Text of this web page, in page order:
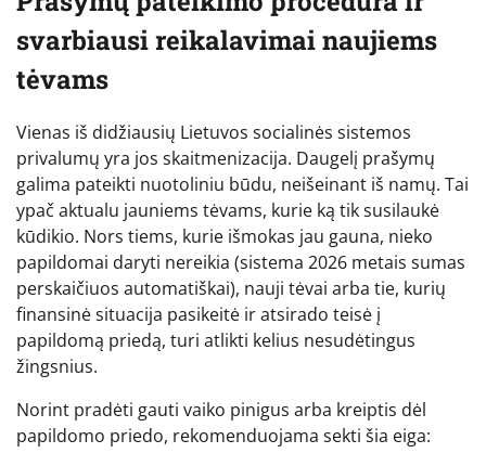
svarbiausi reikalavimai naujiems
tėvams
Vienas iš didžiausių Lietuvos socialinės sistemos
privalumų yra jos skaitmenizacija. Daugelį prašymų
galima pateikti nuotoliniu būdu, neišeinant iš namų. Tai
ypač aktualu jauniems tėvams, kurie ką tik susilaukė
kūdikio. Nors tiems, kurie išmokas jau gauna, nieko
papildomai daryti nereikia (sistema 2026 metais sumas
perskaičiuos automatiškai), nauji tėvai arba tie, kurių
finansinė situacija pasikeitė ir atsirado teisė į
papildomą priedą, turi atlikti kelius nesudėtingus
žingsnius.
Norint pradėti gauti vaiko pinigus arba kreiptis dėl
papildomo priedo, rekomenduojama sekti šia eiga: